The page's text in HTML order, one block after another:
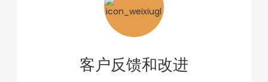
客户反馈和改进